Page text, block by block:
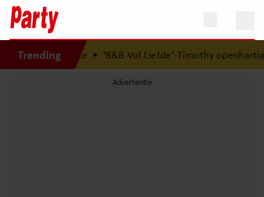
Trending
elkaars eerste•‘B&B Vol Liefde’-Timothy